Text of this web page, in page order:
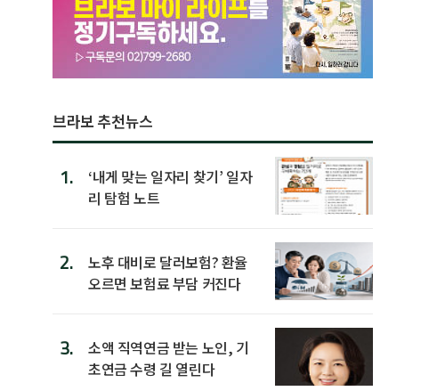
브라보 추천뉴스
1.
‘내게 맞는 일자리 찾기’ 일자
리 탐험 노트
2.
노후 대비로 달러보험? 환율
오르면 보험료 부담 커진다
3.
소액 직역연금 받는 노인, 기
초연금 수령 길 열린다